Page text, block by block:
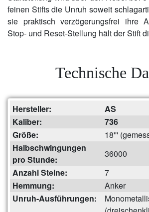
feinen Stifts die Unruh soweit
sie praktisch verzögerungsfrei ihre
Stop- und Reset-Stellung hält der Stift
Technische
Hersteller:
AS
Kaliber:
736
Größe:
18'''
Halbschwingungen
pro Stunde:
36000
Anzahl Steine:
7
Hemmung:
Anker
Unruh-Ausführungen: